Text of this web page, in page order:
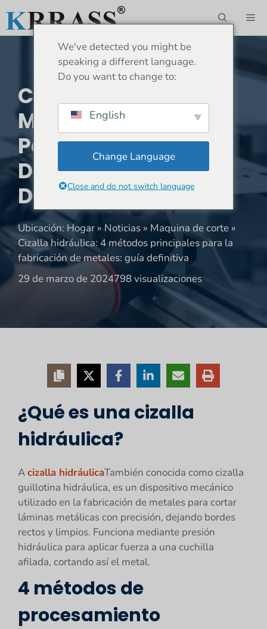
contenido
Cizalla Hidráulica: 4
Métodos Principales
Para La Fabricación
De Metales: Guía
Definitiva
Ubicación: Hogar » Noticias » Maquina de corte »
Cizalla hidráulica: 4 métodos principales para la
fabricación de metales: guía definitiva
29 de marzo de 2024798 visualizaciones
¿Qué es una cizalla
hidráulica?
Acizalla hidráulicaTambién conocida como cizalla
guillotina hidráulica, es un dispositivo mecánico
utilizado en la fabricación de metales para cortar
láminas metálicas con precisión, dejando bordes
rectos y limpios. Funciona mediante presión
hidráulica para aplicar fuerza a una cuchilla
afilada, cortando así el metal.
4 métodos de
procesamiento
We've detected you might be
speaking a different language.
Do you want to change to:
English
Change Language
Close and do not switch language